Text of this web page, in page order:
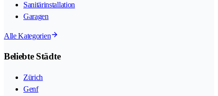
Sanitärinstallation
Garagen
Alle Kategorien
Beliebte Städte
Zürich
Genf